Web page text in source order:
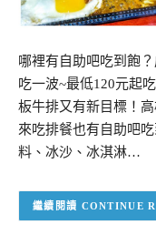
哪裡有自助吧吃到飽
吃一波~最低120元起
板牛排又有新目標！
來吃排餐也有自助吧
料、冰沙、冰淇淋…
CONTINUE